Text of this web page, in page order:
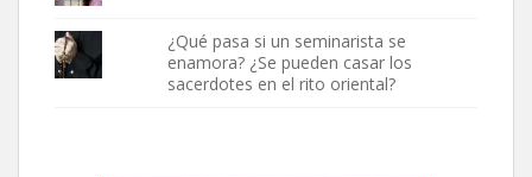
¿Qué pasa si un seminarista se
enamora? ¿Se pueden casar los
sacerdotes en el rito oriental?